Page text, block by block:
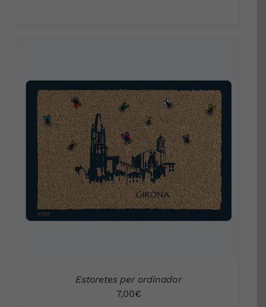
DETALLS
Estoretes per ordinador
7,00€